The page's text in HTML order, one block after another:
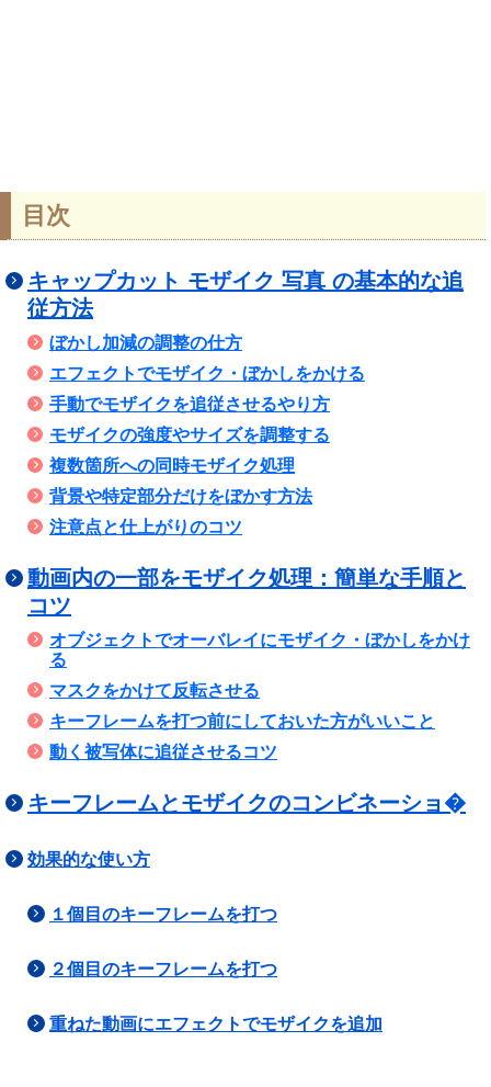
目次
キャップカット モザイク 写真 の基本的な追
従方法
ぼかし加減の調整の仕方
エフェクトでモザイク・ぼかしをかける
手動でモザイクを追従させるやり方
モザイクの強度やサイズを調整する
複数箇所への同時モザイク処理
背景や特定部分だけをぼかす方法
注意点と仕上がりのコツ
動画内の一部をモザイク処理：簡単な手順と
コツ
オブジェクトでオーバレイにモザイク・ぼかしをかけ
る
マスクをかけて反転させる
キーフレームを打つ前にしておいた方がいいこと
動く被写体に追従させるコツ
キーフレームとモザイクのコンビネーショ�
効果的な使い方
１個目のキーフレームを打つ
２個目のキーフレームを打つ
重ねた動画にエフェクトでモザイクを追加